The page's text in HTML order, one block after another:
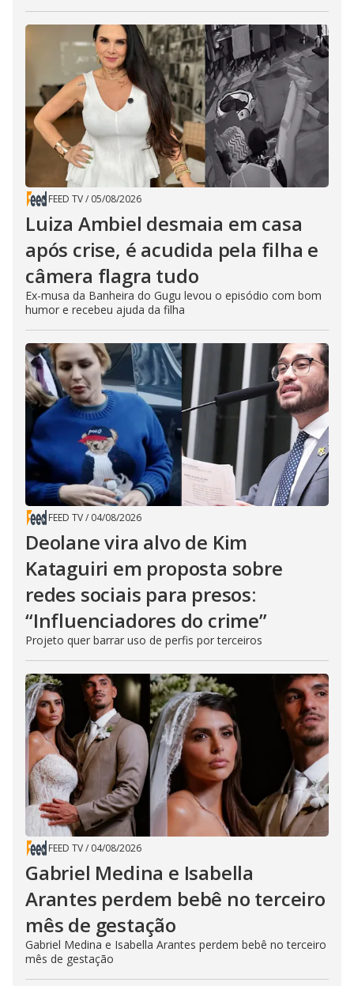
FEED TV/ 05/08/2026
Luiza Ambiel desmaia em casa
após crise, é acudida pela filha e
câmera flagra tudo
Ex-musa da Banheira do Gugu levou o episódio com bom
humor e recebeu ajuda da filha
FEED TV/ 04/08/2026
Deolane vira alvo de Kim
Kataguiri em proposta sobre
redes sociais para presos:
“Influenciadores do crime”
Projeto quer barrar uso de perfis por terceiros
FEED TV/ 04/08/2026
Gabriel Medina e Isabella
Arantes perdem bebê no terceiro
mês de gestação
Gabriel Medina e Isabella Arantes perdem bebê no terceiro
mês de gestação